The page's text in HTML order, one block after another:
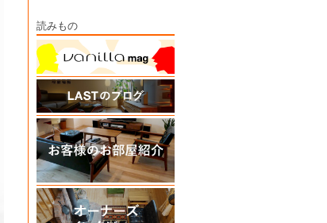
読みもの